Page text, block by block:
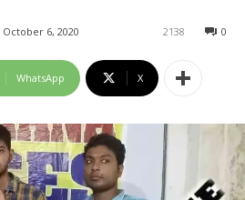
October 6, 2020 0
2138
WhatsApp X